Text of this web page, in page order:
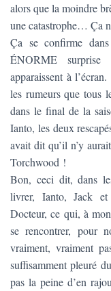
alors que la moindre
une catastrophe… Ça
Ça se confirme
ÉNORME
apparaissent à
les rumeurs que tous
dans le final de la
Ianto, les deux
avait dit qu’il n’y
Torchwood !
Bon, ceci dit, dans
livrer, Ianto, Jack et
Docteur, ce qui, à
se rencontrer, pour
vraiment, vraiment
suffisamment pleuré
pas la peine d’en